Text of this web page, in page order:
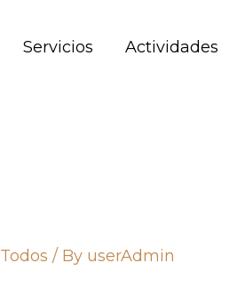
Servicios Actividades
Todos / By userAdmin